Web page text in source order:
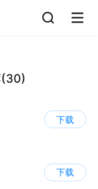
(30)
下载
下载